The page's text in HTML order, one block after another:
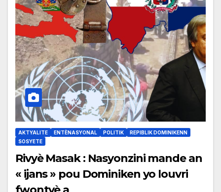
AKTYALITE ENTÈNASYONAL POLITIK
REPIBLIK DOMINIKENN
SOSYETE
Rivyè Masak : Nasyonzini mande an
« ijans » pou Dominiken yo louvri